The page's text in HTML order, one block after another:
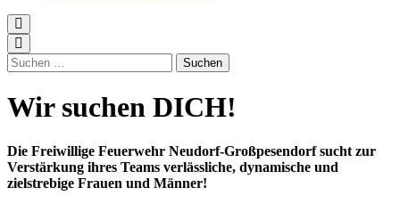
Suchen
nach:
Wir suchen DICH!
Die Freiwillige Feuerwehr Neudorf-Großpesendorf sucht zur
Verstärkung ihres Teams verlässliche, dynamische und
zielstrebige Frauen und Männer!